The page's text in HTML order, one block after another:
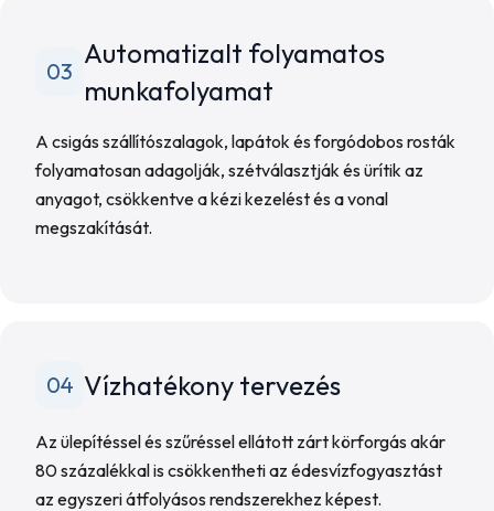
03
Automatizalt folyamatos
munkafolyamat
A csigás szállítószalagok, lapátok és forgódobos rosták
folyamatosan adagolják, szétválasztják és ürítik az
anyagot, csökkentve a kézi kezelést és a vonal
megszakítását.
04 Vízhatékony tervezés
Az ülepítéssel és szűréssel ellátott zárt körforgás akár
80 százalékkal is csökkentheti az édesvízfogyasztást
az egyszeri átfolyásos rendszerekhez képest.